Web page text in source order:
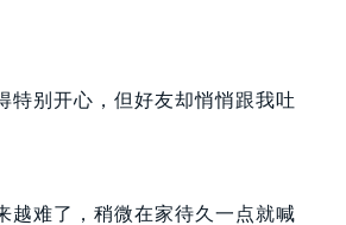
特别开心，但好友却悄悄跟我吐
越难了，稍微在家待久一点就喊